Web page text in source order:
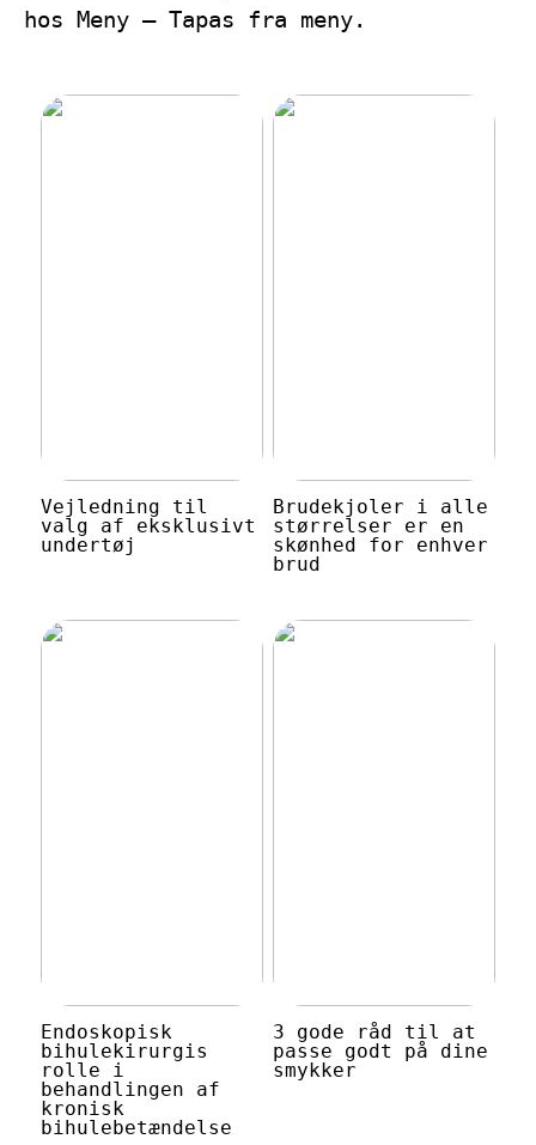
hos Meny – Tapas fra meny.
Vejledning til
valg af eksklusivt
undertøj
Brudekjoler i alle
størrelser er en
skønhed for enhver
brud
Endoskopisk
bihulekirurgis
rolle i
behandlingen af
kronisk
bihulebetændelse
3 gode råd til at
passe godt på dine
smykker